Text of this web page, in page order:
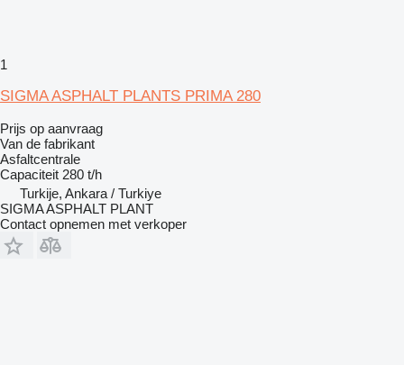
1
SIGMA ASPHALT PLANTS PRIMA 280
Prijs op aanvraag
Van de fabrikant
Asfaltcentrale
Capaciteit 280 t/h
Turkije, Ankara / Turkiye
SIGMA ASPHALT PLANT
Contact opnemen met verkoper